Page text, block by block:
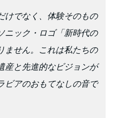
けでなく、体験そのもの
ニック・ロゴ「新時代の
ません。これは私たちの
産と先進的なビジョンが
ビアのおもてなしの音で